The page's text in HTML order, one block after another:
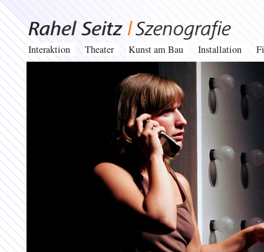
Interaktion Theater Kunst am Bau Installation